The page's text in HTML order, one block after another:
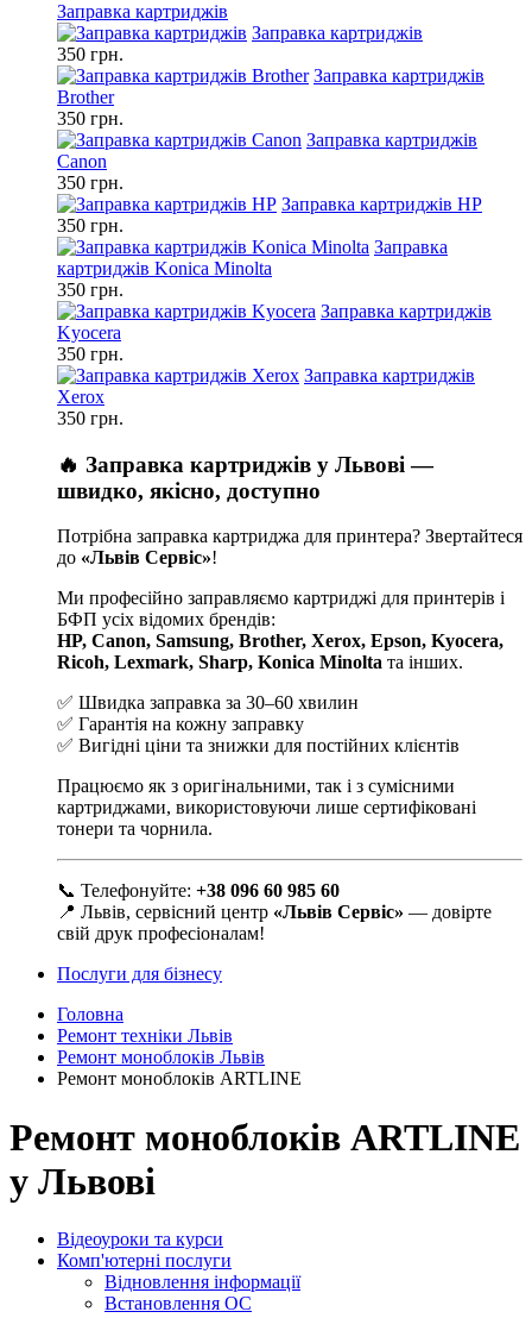
Заправка картриджів
Заправка картриджів
350 грн.
Заправка картриджів
Brother
350 грн.
Заправка картриджів
Canon
350 грн.
Заправка картриджів HP
350 грн.
Заправка
картриджів Konica Minolta
350 грн.
Заправка картриджів
Kyocera
350 грн.
Заправка картриджів
Xerox
350 грн.
🔥 Заправка картриджів у Львові —
швидко, якісно, доступно
Потрібна заправка картриджа для принтера? Звертайтеся
до «Львів Сервіс»!
Ми професійно заправляємо картриджі для принтерів і
БФП усіх відомих брендів:
HP, Canon, Samsung, Brother, Xerox, Epson, Kyocera,
Ricoh, Lexmark, Sharp, Konica Minolta та інших.
✅ Швидка заправка за 30–60 хвилин
✅ Гарантія на кожну заправку
✅ Вигідні ціни та знижки для постійних клієнтів
Працюємо як з оригінальними, так і з сумісними
картриджами, використовуючи лише сертифіковані
тонери та чорнила.
📞 Телефонуйте: +38 096 60 985 60
📍 Львів, сервісний центр «Львів Сервіс» — довірте
свій друк професіоналам!
Послуги для бізнесу
Головна
Ремонт техніки Львів
Ремонт моноблоків Львів
Ремонт моноблоків ARTLINE
Ремонт моноблоків ARTLINE
у Львові
Відеоуроки та курси
Комп'ютерні послуги
Відновлення інформації
Встановлення ОС